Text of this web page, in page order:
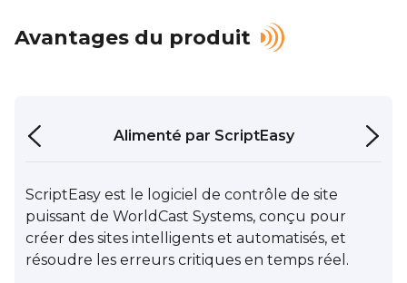
Avantages du produit
Alimenté par ScriptEasy
ScriptEasy est le logiciel de contrôle de site
puissant de WorldCast Systems, conçu pour
créer des sites intelligents et automatisés, et
résoudre les erreurs critiques en temps réel.